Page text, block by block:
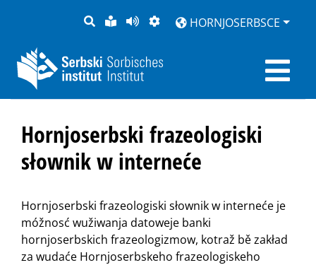
PYTANJE
LOCHKA
RĚČ
STRONU
PŘEDČITAĆ
ZWOBRAZNJENJE
HORNJOSERBSCE
Hornjoserbski frazeologiski
słownik w interneće
Hornjoserbski frazeologiski słownik w interneće je
móžnosć wužiwanja datoweje banki
hornjoserbskich frazeologizmow, kotraž bě zakład
za wudaće Hornjoserbskeho frazeologiskeho